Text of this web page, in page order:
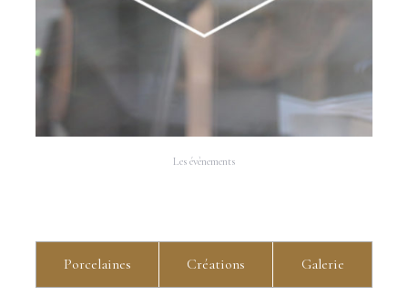
Les évènements
Porcelaines Créations Galerie